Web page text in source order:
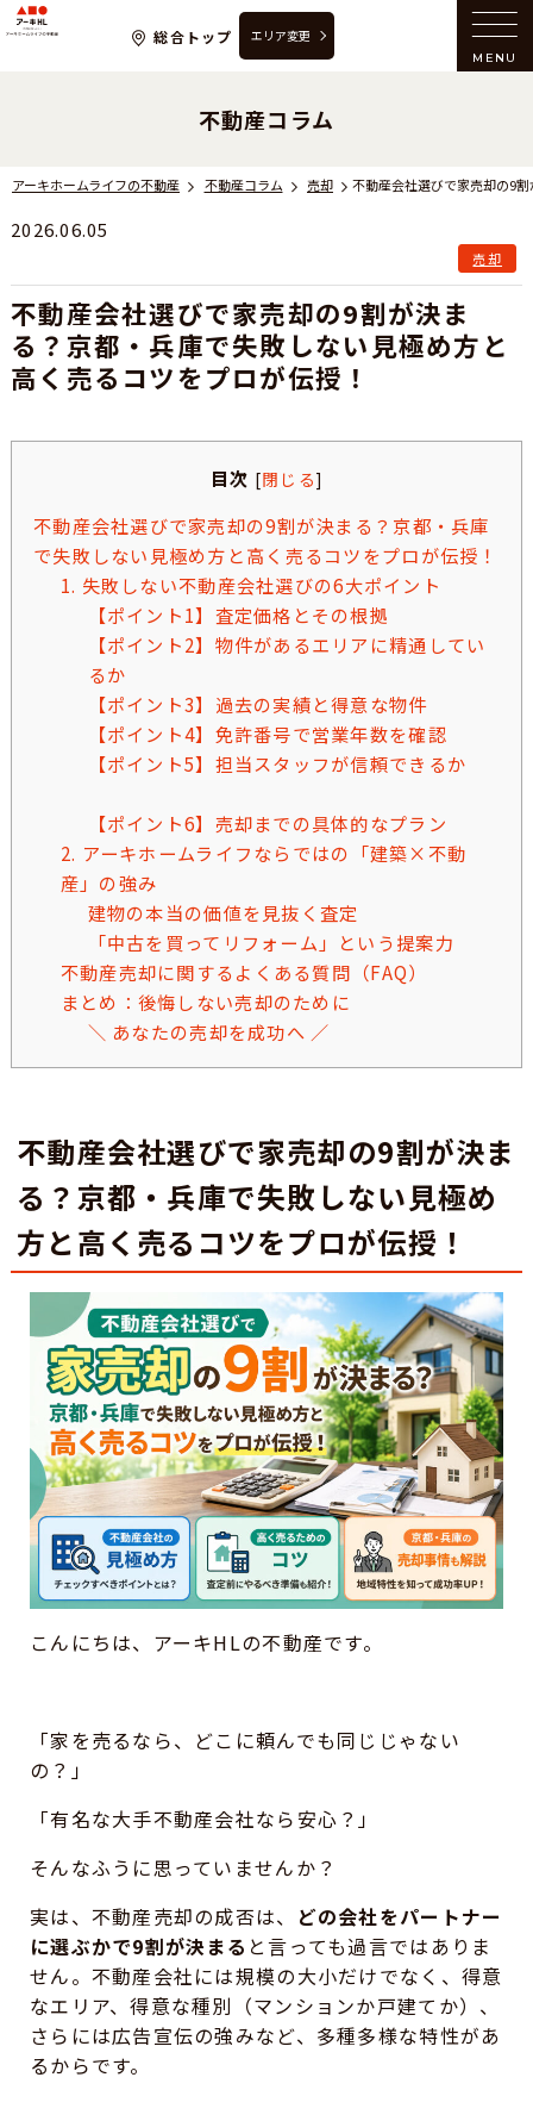
アーキホームライフの不動産
総合トップ エリア変更
MENU
アーキホームライフの不動産 不動産コラム 売却
不動産コラム
2026.06.05
売却
不動産会社選びで家売却の9割が決ま
る？京都・兵庫で失敗しない見極め方と
高く売るコツをプロが伝授！
目次 [閉じる]
不動産会社選びで家売却の9割が決まる？京都・兵庫
で失敗しない見極め方と高く売るコツをプロが伝授！
1. 失敗しない不動産会社選びの6大ポイント
【ポイント1】査定価格とその根拠
【ポイント2】物件があるエリアに精通してい
るか
【ポイント3】過去の実績と得意な物件
【ポイント4】免許番号で営業年数を確認
【ポイント5】担当スタッフが信頼できるか
【ポイント6】売却までの具体的なプラン
2. アーキホームライフならではの「建築×不動
産」の強み
建物の本当の価値を見抜く査定
「中古を買ってリフォーム」という提案力
不動産売却に関するよくある質問（FAQ）
まとめ：後悔しない売却のために
＼ あなたの売却を成功へ ／
不動産会社選びで家売却の9割が決ま
る？京都・兵庫で失敗しない見極め
方と高く売るコツをプロが伝授！
こんにちは、アーキHLの不動産です。
「家を売るなら、どこに頼んでも同じじゃない
の？」
「有名な大手不動産会社なら安心？」
そんなふうに思っていませんか？
実は、不動産売却の成否は、 どの会社をパートナー
に選ぶかで9割が決まる と言っても過言ではありま
せん。不動産会社には規模の大小だけでなく、得意
なエリア、得意な種別（マンションか戸建てか）、
さらには広告宣伝の強みなど、多種多様な特性があ
るからです。